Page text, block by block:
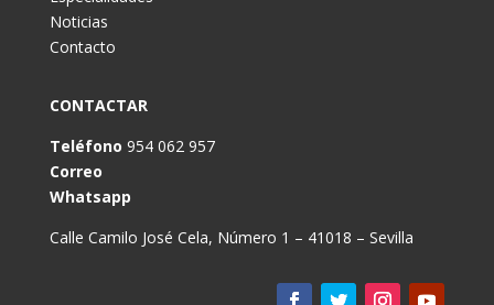
Noticias
Contacto
CONTACTAR
Teléfono 954 062 957
Correo
Whatsapp
Calle Camilo José Cela, Número 1 – 41018 – Sevilla